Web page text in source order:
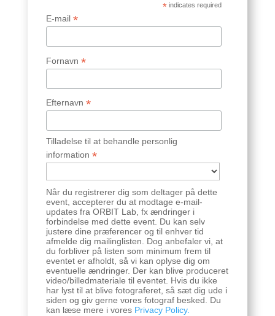
* indicates required
E-mail *
Fornavn *
Efternavn *
Tilladelse til at behandle personlig
information *
Når du registrerer dig som deltager på dette
event, accepterer du at modtage e-mail-
updates fra ORBIT Lab, fx ændringer i
forbindelse med dette event. Du kan selv
justere dine præferencer og til enhver tid
afmelde dig mailinglisten. Dog anbefaler vi, at
du forbliver på listen som minimum frem til
eventet er afholdt, så vi kan oplyse dig om
eventuelle ændringer. Der kan blive produceret
video/billedmateriale til eventet. Hvis du ikke
har lyst til at blive fotograferet, så sæt dig ude i
siden og giv gerne vores fotograf besked. Du
kan læse mere i vores Privacy Policy.